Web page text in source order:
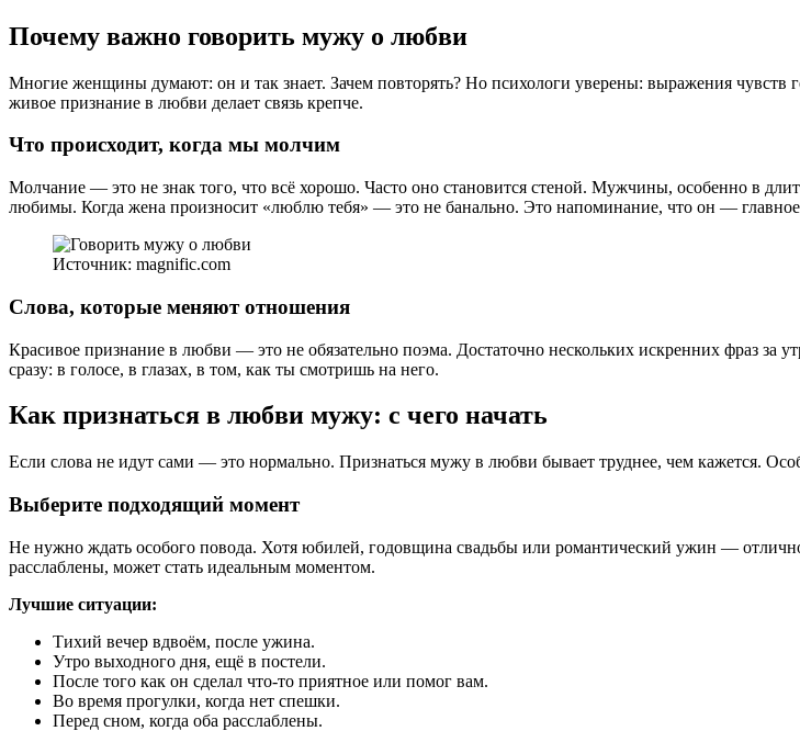
Почему важно говорить мужу о любви
Многие женщины думают: он и так знает. Зачем повторять? Но психологи уверены: выражения чувств
живое признание в любви делает связь крепче.
Что происходит, когда мы молчим
Молчание — это не знак того, что всё хорошо. Часто оно становится стеной. Мужчины, особенно в
любимы. Когда жена произносит «люблю тебя» — это не банально. Это напоминание, что он —
Источник: magnific.com
Слова, которые меняют отношения
Красивое признание в любви — это не обязательно поэма. Достаточно нескольких искренних фраз
сразу: в голосе, в глазах, в том, как ты смотришь на него.
Как признаться в любви мужу: с чего начать
Если слова не идут сами — это нормально. Признаться мужу в любви бывает труднее, чем кажется.
Выберите подходящий момент
Не нужно ждать особого повода. Хотя юбилей, годовщина свадьбы или романтический ужин —
расслаблены, может стать идеальным моментом.
Лучшие ситуации:
Тихий вечер вдвоём, после ужина.
Утро выходного дня, ещё в постели.
После того как он сделал что-то приятное или помог вам.
Во время прогулки, когда нет спешки.
Перед сном, когда оба расслаблены.